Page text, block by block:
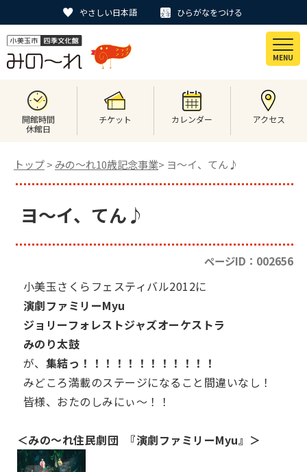
やさしい日本語 ひらがなをつける
MENU
開館時間
休館日
チケット カレンダー アクセス
トップ> みの〜れ10歳記念事業> ヨ～イ、てん♪
ヨ～イ、てん♪
ページID：002656
小美玉さくらフェスティバル2012に
演劇ファミリーMyu
ジョリーフォレストジャズオーケストラ
みのり太鼓
が、 集結っ！！！！！！！！！！！！
みどころ満載のステージになること間違いなし！
皆様、おたのしみにぃ～！！
＜みの～れ住民劇団 『演劇ファミリーMyu』＞